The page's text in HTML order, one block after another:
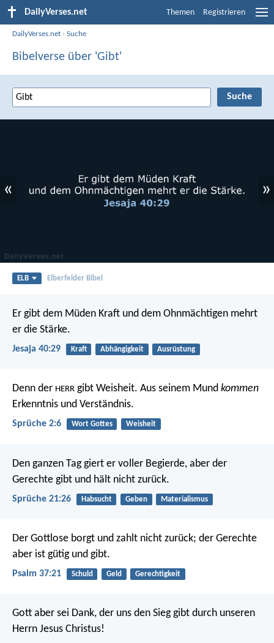
DailyVerses.net Themen Registrieren
DailyVerses.net ›Suche
Bibelverse über 'Gibt'
« »
ELB Elberfelder Bibel
Er gibt dem Müden Kraft und dem Ohnmächtigen mehrt
er die Stärke.
Jesaja 40:29 Kraft Abhängigkeit Ausrüstung
Denn der HERR gibt Weisheit. Aus seinem Mund kommen
Erkenntnis und Verständnis.
Sprüche 2:6 Wort Gottes Weisheit
Den ganzen Tag giert er voller Begierde, aber der
Gerechte gibt und hält nicht zurück.
Sprüche 21:26 Habsucht Geben Materialismus
Der Gottlose borgt und zahlt nicht zurück; der Gerechte
aber ist gütig und gibt.
Psalm 37:21 Schuld Geld Gerechtigkeit
Gott aber sei Dank, der uns den Sieg gibt durch unseren
Herrn Jesus Christus!